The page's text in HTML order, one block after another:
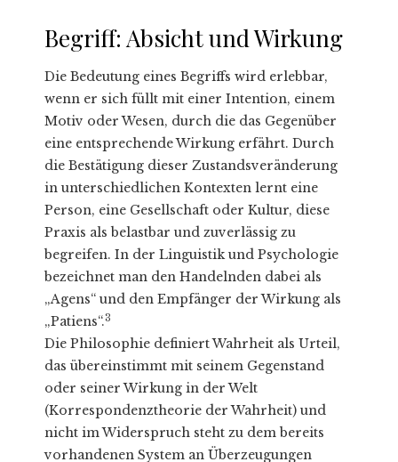
Begriff: Absicht und Wirkung
Die Bedeutung eines Begriffs wird erlebbar,
wenn er sich füllt mit einer Intention, einem
Motiv oder Wesen, durch die das Gegenüber
eine entsprechende Wirkung erfährt. Durch
die Bestätigung dieser Zustandsveränderung
in unterschiedlichen Kontexten lernt eine
Person, eine Gesellschaft oder Kultur, diese
Praxis als belastbar und zuverlässig zu
begreifen. In der Linguistik und Psychologie
bezeichnet man den Handelnden dabei als
„Agens“ und den Empfänger der Wirkung als
„Patiens“.3
Die Philosophie definiert Wahrheit als Urteil,
das übereinstimmt mit seinem Gegenstand
oder seiner Wirkung in der Welt
(Korrespondenztheorie der Wahrheit) und
nicht im Widerspruch steht zu dem bereits
vorhandenen System an Überzeugungen